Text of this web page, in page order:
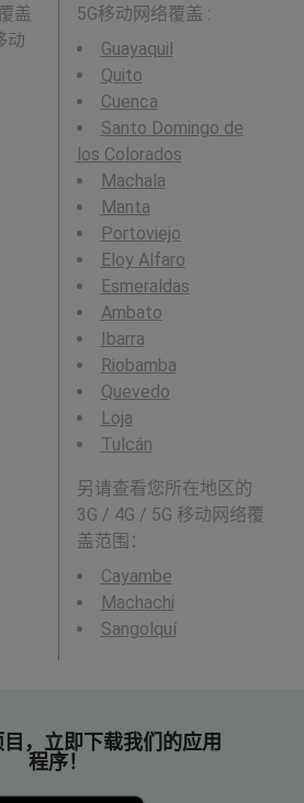
盖
动
5G移动网络覆盖 :
Guayaquil
Quito
Cuenca
Santo Domingo de
los Colorados
Machala
Manta
Portoviejo
Eloy Alfaro
Esmeraldas
Ambato
Ibarra
Riobamba
Quevedo
Loja
Tulcán
另请查看您所在地区的
3G / 4G / 5G 移动网络覆
盖范围：
Cayambe
Machachi
Sangolquí
，立即下载我们的应用
程序！